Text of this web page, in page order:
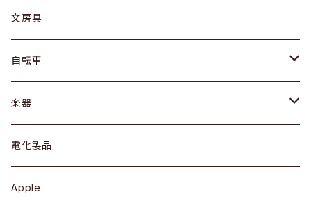
デスク / コンソール
ドレッサー
シェルフ
キュリオケース / 飾り棚
カップボード / 食器棚
ピアス / イヤリング
バッグ
アウター
トップス
ワンピース
ボトムス
カップ / マグ
プレート / ボウル
カトラリー
ケトル / ティーポット
鍋 / フライパン
文房具
自転車
dahon
楽器
ギター
ベース
電化製品
Apple